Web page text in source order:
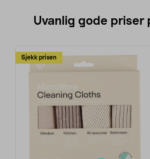
Uvanlig gode priser
Sjekk prisen